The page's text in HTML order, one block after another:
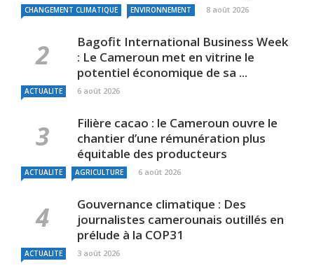
CHANGEMENT CLIMATIQUE ENVIRONNEMENT 8 août 2026
Bagofit International Business Week
: Le Cameroun met en vitrine le
potentiel économique de sa ...
ACTUALITE 6 août 2026
Filière cacao : le Cameroun ouvre le
chantier d’une rémunération plus
équitable des producteurs
ACTUALITE AGRICULTURE 6 août 2026
Gouvernance climatique : Des
journalistes camerounais outillés en
prélude à la COP31
ACTUALITE 3 août 2026